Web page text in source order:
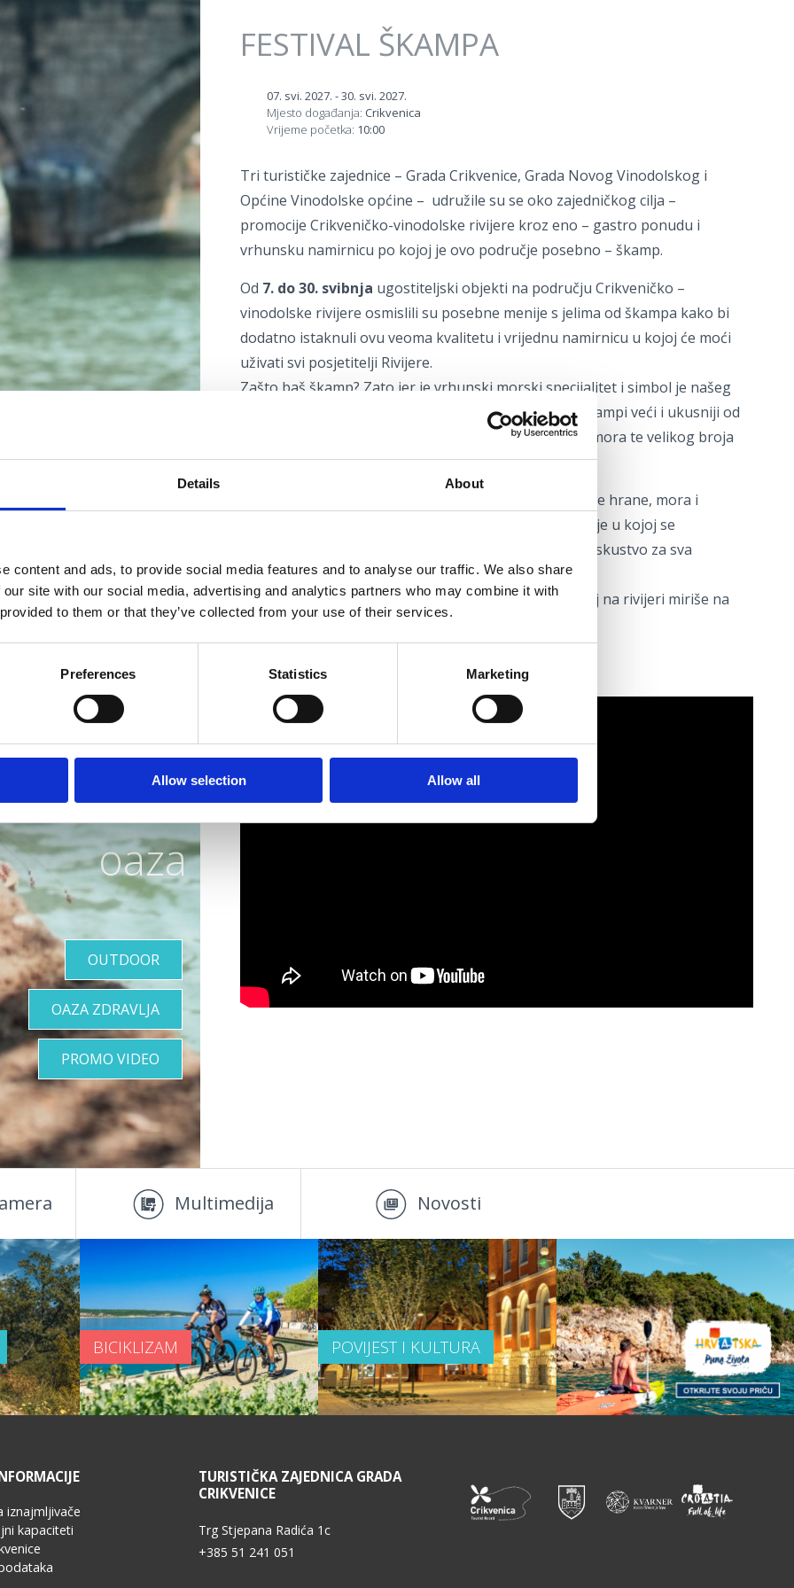
Details About
content and ads, to provide social media features and to analyse our traffic. We also share
site with our social media, advertising and analytics partners who may combine it with
to them or that they’ve collected from your use of their services.
Preferences Statistics Marketing
Allow selection Allow all
FESTIVAL ŠKAMPA
07. svi. 2027. -30. svi. 2027.
Mjesto događanja: Crikvenica
Vrijeme početka: 10:00
Tri turističke zajednice – Grada Crikvenice, Grada Novog Vinodolskog i
Općine Vinodolske općine – udružile su se oko zajedničkog cilja –
promocije Crikveničko-vinodolske rivijere kroz eno – gastro ponudu i
vrhunsku namirnicu po kojoj je ovo područje posebno – škamp.
Od 7. do 30. svibnja ugostiteljski objekti na području Crikveničko –
vinodolske rivijere osmislili su posebne menije s jelima od škampa kako bi
dodatno istaknuli ovu veoma kvalitetu i vrijednu namirnicu u kojoj će moći
uživati svi posjetitelji Rivijere.
Zašto baš škamp? Zato jer je vrhunski morski specijalitet i simbol je našeg
kraja, posebno Vinodolskog kanala, gdje obitavaju škampi veći i ukusniji od
onih u otvorenom moru zbog vrste tla, temperature mora te velikog broja
izvora odnosno kombinacije bočate i morske vode.
Festival škampa idealna je prilika za sve ljubitelje dobre hrane, mora i
prirode da otkriju bogatstvo okusa rivijere – destinacije u kojoj se
gastronomija ne doživljava samo kao obrok, već kao iskustvo za sva
osjetila.
Gurmani, rezervirajte svoje mjesto za stolom – svibanj na rivijeri miriše na
škampe!
savršena
oaza
OUTDOOR
OAZA ZDRAVLJA
PROMO VIDEO
Multimedija Novosti
BICIKLIZAM POVIJEST I KULTURA
smještaja u d...
iznajmljivače
kapaciteti
TURISTIČKA ZAJEDNICA GRADA
CRIKVENICE
Trg Stjepana Radića 1c
+385 51 241 051